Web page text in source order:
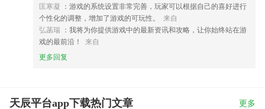
匡寒凝 ：游戏的系统设置非常完善，玩家可以根据自己的喜好进行
个性化的调整，增加了游戏的可玩性。
来自
弘菡瑞 ：我将为你提供游戏中的最新资讯和攻略，让你始终站在游
戏的最前沿！
来自
更多回复
天辰平台app下载热门文章 更多